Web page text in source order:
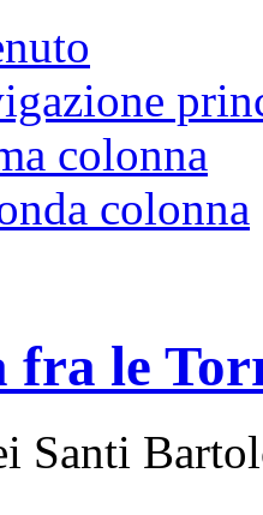
colonna
colonna
fra le
Santi